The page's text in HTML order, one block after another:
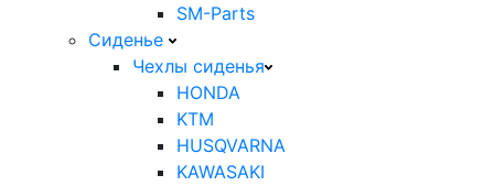
SM-Parts
Сиденье
Чехлы сиденья
HONDA
KTM
HUSQVARNA
KAWASAKI